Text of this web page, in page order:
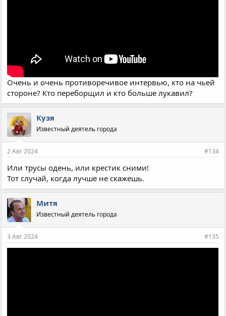
Очень и очень противоречивое интервью, кто на чьей
стороне? Кто переборщил и кто больше лукавил?
Кузя
Известный деятель города
2 Авг 2024 #134
Или трусы одень, или крестик сними!
Тот случай, когда лучше не скажешь.
Митя
Известный деятель города
3 Авг 2024 #135